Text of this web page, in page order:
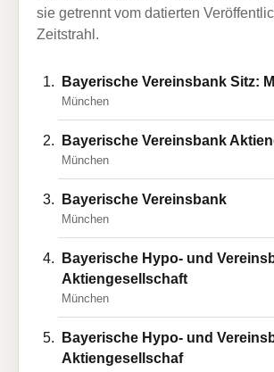
sie getrennt vom datierten
Zeitstrahl.
Bayerische Vereinsbank Sitz:
München
Bayerische Vereinsbank
München
Bayerische Vereinsbank
München
Bayerische Hypo- und
Aktiengesellschaft
München
Bayerische Hypo- und
Aktiengesellschaf